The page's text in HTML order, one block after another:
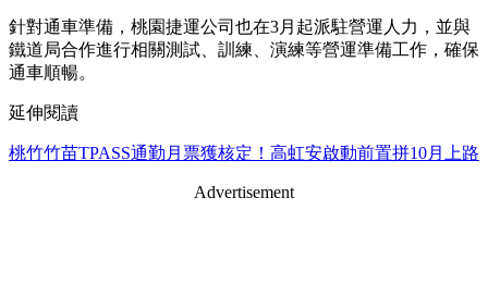
針對通車準備，桃園捷運公司也在3月起派駐營運人力，並與
鐵道局合作進行相關測試、訓練、演練等營運準備工作，確保
通車順暢。
延伸閱讀
桃竹竹苗TPASS通勤月票獲核定！高虹安啟動前置拼10月上路
Advertisement